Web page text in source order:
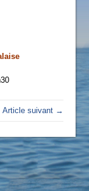
Article suivant →